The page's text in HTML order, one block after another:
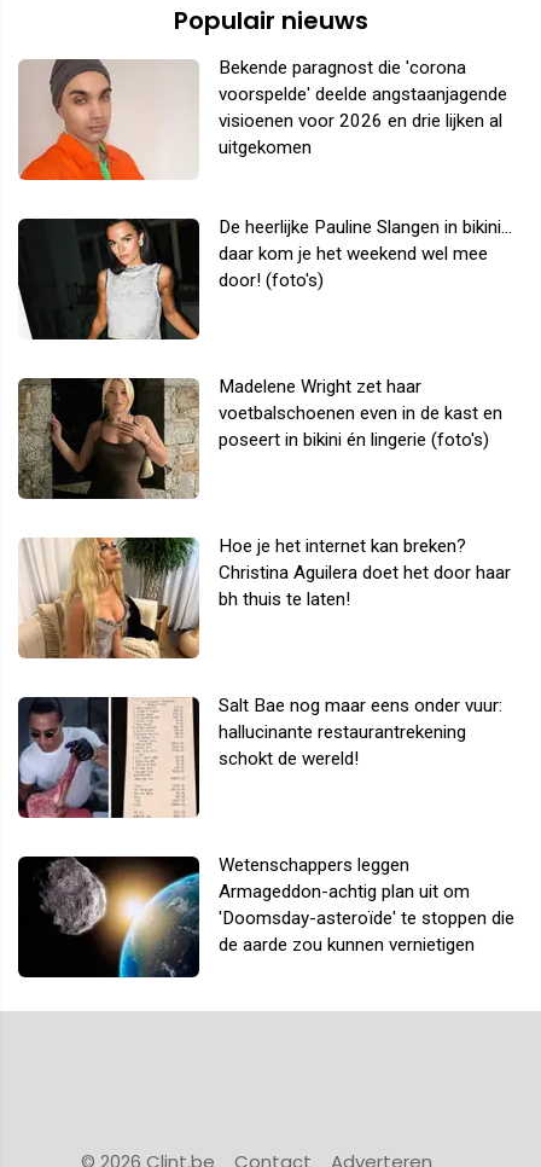
Populair nieuws
Bekende paragnost die 'corona
voorspelde' deelde angstaanjagende
visioenen voor 2026 en drie lijken al
uitgekomen
De heerlijke Pauline Slangen in bikini...
daar kom je het weekend wel mee
door! (foto's)
Madelene Wright zet haar
voetbalschoenen even in de kast en
poseert in bikini én lingerie (foto's)
Hoe je het internet kan breken?
Christina Aguilera doet het door haar
bh thuis te laten!
Salt Bae nog maar eens onder vuur:
hallucinante restaurantrekening
schokt de wereld!
Wetenschappers leggen
Armageddon-achtig plan uit om
'Doomsday-asteroïde' te stoppen die
de aarde zou kunnen vernietigen
© 2026 Clint.be Contact Adverteren